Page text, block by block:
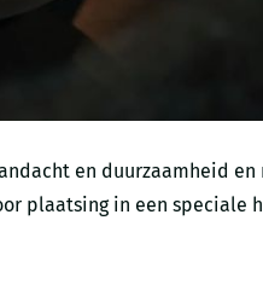
en duurzaamheid
plaatsing in een speciale